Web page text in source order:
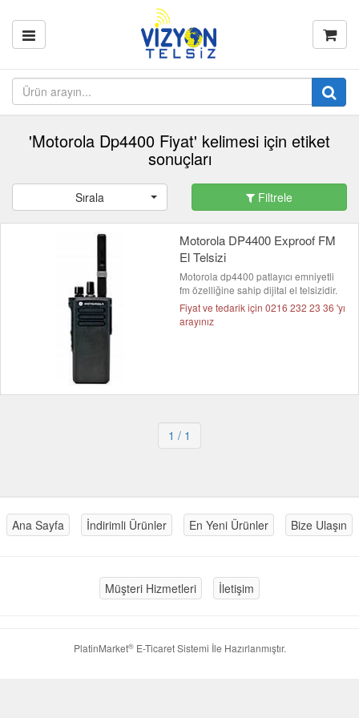
'Motorola Dp4400 Fiyat' kelimesi için etiket
sonuçları
Sırala Filtrele
Motorola DP4400 Exproof FM
El Telsizi
Motorola dp4400 patlayıcı emniyetli
fm özelliğine sahip dijital el telsizidir.
Fiyat ve tedarik için 0216 232 23 36 'yı
arayınız
1 / 1
Ana Sayfa İndirimli Ürünler En Yeni Ürünler Bize Ulaşın
Müşteri Hizmetleri İletişim
PlatinMarket®E-Ticaret Sistemi İle Hazırlanmıştır.